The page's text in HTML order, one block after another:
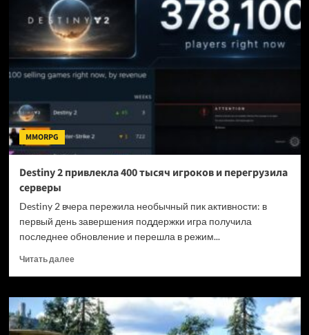
релиз
кооперативного
рогалика
33
Immortals
MMORPG
Destiny 2 привлекла 400 тысяч игроков и перегрузила
серверы
Destiny 2 вчера пережила необычный пик активности: в
первый день завершения поддержки игра получила
последнее обновление и перешла в режим...
Читать далееПрочитать
Destiny
2
привлекла